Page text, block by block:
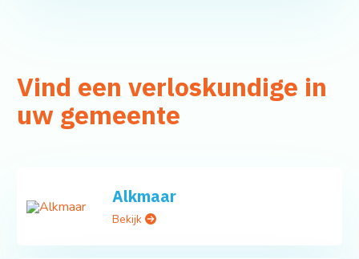
Vind een verloskundige in
uw gemeente
Alkmaar
Bekijk